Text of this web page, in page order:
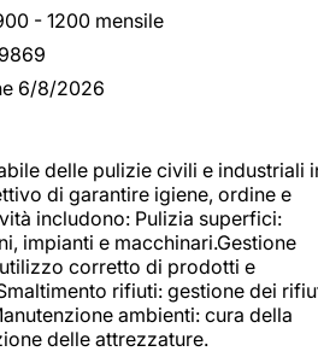
- 1200 mensile
6/8/2026
delle pulizie civili e industriali
di garantire igiene, ordine e
includono: Pulizia superfici:
impianti e macchinari.Gestione
corretto di prodotti e
rifiuti: gestione dei
ambienti: cura della
delle attrezzature.